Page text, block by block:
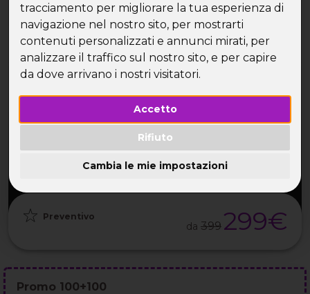
tracciamento per migliorare la tua esperienza di
navigazione nel nostro sito, per mostrarti
contenuti personalizzati e annunci mirati, per
analizzare il traffico sul nostro sito, e per capire
da dove arrivano i nostri visitatori.
Accetto
Rifiuto
Cambia le mie impostazioni
Toscana
Weekend in Rifugio in Toscana -
Anti San Valentino
12 Feb
Preventivo
da 399 299€
Promo 100+100